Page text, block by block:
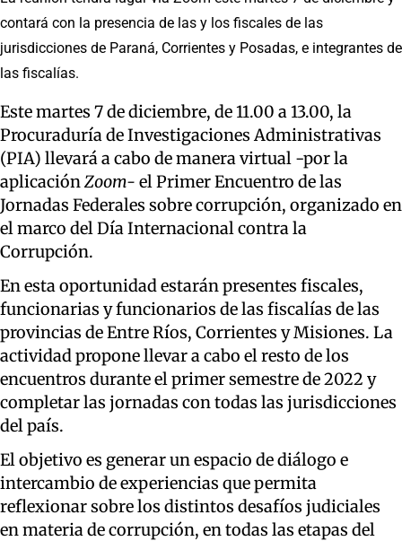
contará con la presencia de las y los fiscales de las
jurisdicciones de Paraná, Corrientes y Posadas, e integrantes de
las fiscalías.
Este martes 7 de diciembre, de 11.00 a 13.00, la
Procuraduría de Investigaciones Administrativas
(PIA) llevará a cabo de manera virtual -por la
aplicaciónZoom- el Primer Encuentro de las
Jornadas Federales sobre corrupción, organizado en
el marco del Día Internacional contra la
Corrupción.
En esta oportunidad estarán presentes fiscales,
funcionarias y funcionarios de las fiscalías de las
provincias de Entre Ríos, Corrientes y Misiones. La
actividad propone llevar a cabo el resto de los
encuentros durante el primer semestre de 2022 y
completar las jornadas con todas las jurisdicciones
del país.
El objetivo es generar un espacio de diálogo e
intercambio de experiencias que permita
reflexionar sobre los distintos desafíos judiciales
en materia de corrupción, en todas las etapas del